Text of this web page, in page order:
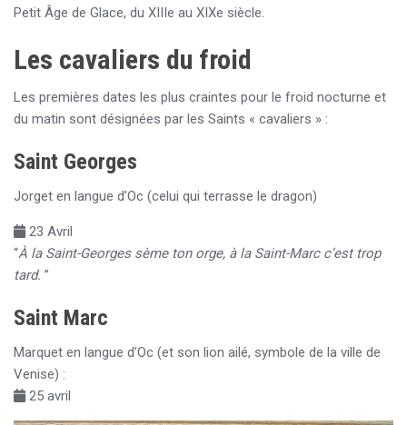
Petit Âge de Glace, du XIIIe au XIXe siècle.
Les cavaliers du froid
Les premières dates les plus craintes pour le froid nocturne et
du matin sont désignées par les Saints « cavaliers » :
Saint Georges
Jorget en langue d’Oc (celui qui terrasse le dragon)
23 Avril
“À la Saint-Georges sème ton orge, à la Saint-Marc c’est trop
tard. ”
Saint Marc
Marquet en langue d’Oc (et son lion ailé, symbole de la ville de
Venise) :
25 avril